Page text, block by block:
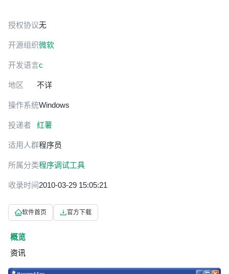
授权协议无
开源组织微软
开发语言c
地区 不详
操作系统Windows
投递者 红薯
适用人群程序员
所属分类程序调试工具
收录时间2010-03-29 15:05:21
软件首页 官方下载
概览
资讯